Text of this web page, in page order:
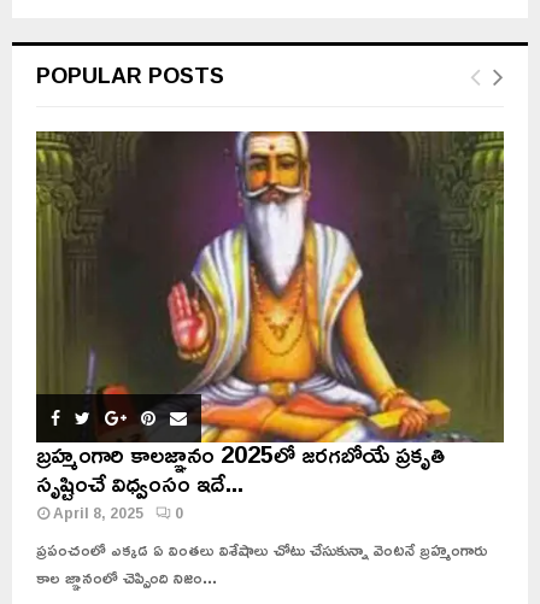
POPULAR POSTS
బ్రహ్మంగారి కాలజ్ఞానం 2025లో జరగబోయే ప్రకృతి
సృష్టించే విధ్వంసం ఇదే...
April 8, 2025 0
ప్రపంచంలో ఎక్కడ ఏ వింతలు విశేషాలు చోటు చేసుకున్నా వెంటనే బ్రహ్మంగారు
కాల జ్ఞానంలో చెప్పింది నిజం...